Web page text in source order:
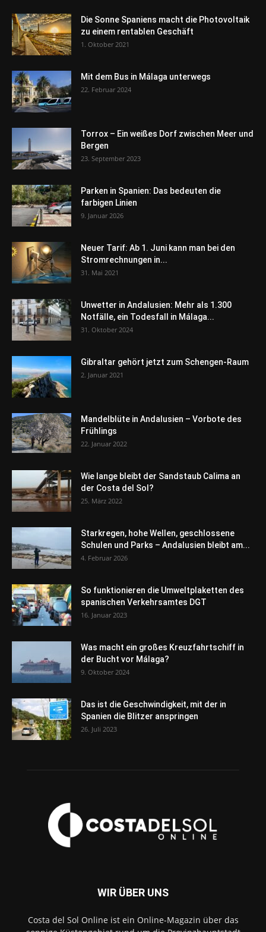
Die Sonne Spaniens macht die Photovoltaik
zu einem rentablen Geschäft
1. Oktober 2021
Mit dem Bus in Málaga unterwegs
22. Februar 2024
Torrox – Ein weißes Dorf zwischen Meer und
Bergen
23. September 2023
Parken in Spanien: Das bedeuten die
farbigen Linien
9. Januar 2026
Neuer Tarif: Ab 1. Juni kann man bei den
Stromrechnungen in...
31. Mai 2021
Unwetter in Andalusien: Mehr als 1.300
Notfälle, ein Todesfall in Málaga...
31. Oktober 2024
Gibraltar gehört jetzt zum Schengen-Raum
2. Januar 2021
Mandelblüte in Andalusien – Vorbote des
Frühlings
22. Januar 2022
Wie lange bleibt der Sandstaub Calima an
der Costa del Sol?
25. März 2022
Starkregen, hohe Wellen, geschlossene
Schulen und Parks – Andalusien bleibt am...
4. Februar 2026
So funktionieren die Umweltplaketten des
spanischen Verkehrsamtes DGT
16. Januar 2023
Was macht ein großes Kreuzfahrtschiff in
der Bucht vor Málaga?
9. Oktober 2024
Das ist die Geschwindigkeit, mit der in
Spanien die Blitzer anspringen
26. Juli 2023
WIR ÜBER UNS
Costa del Sol Online ist ein Online-Magazin über das